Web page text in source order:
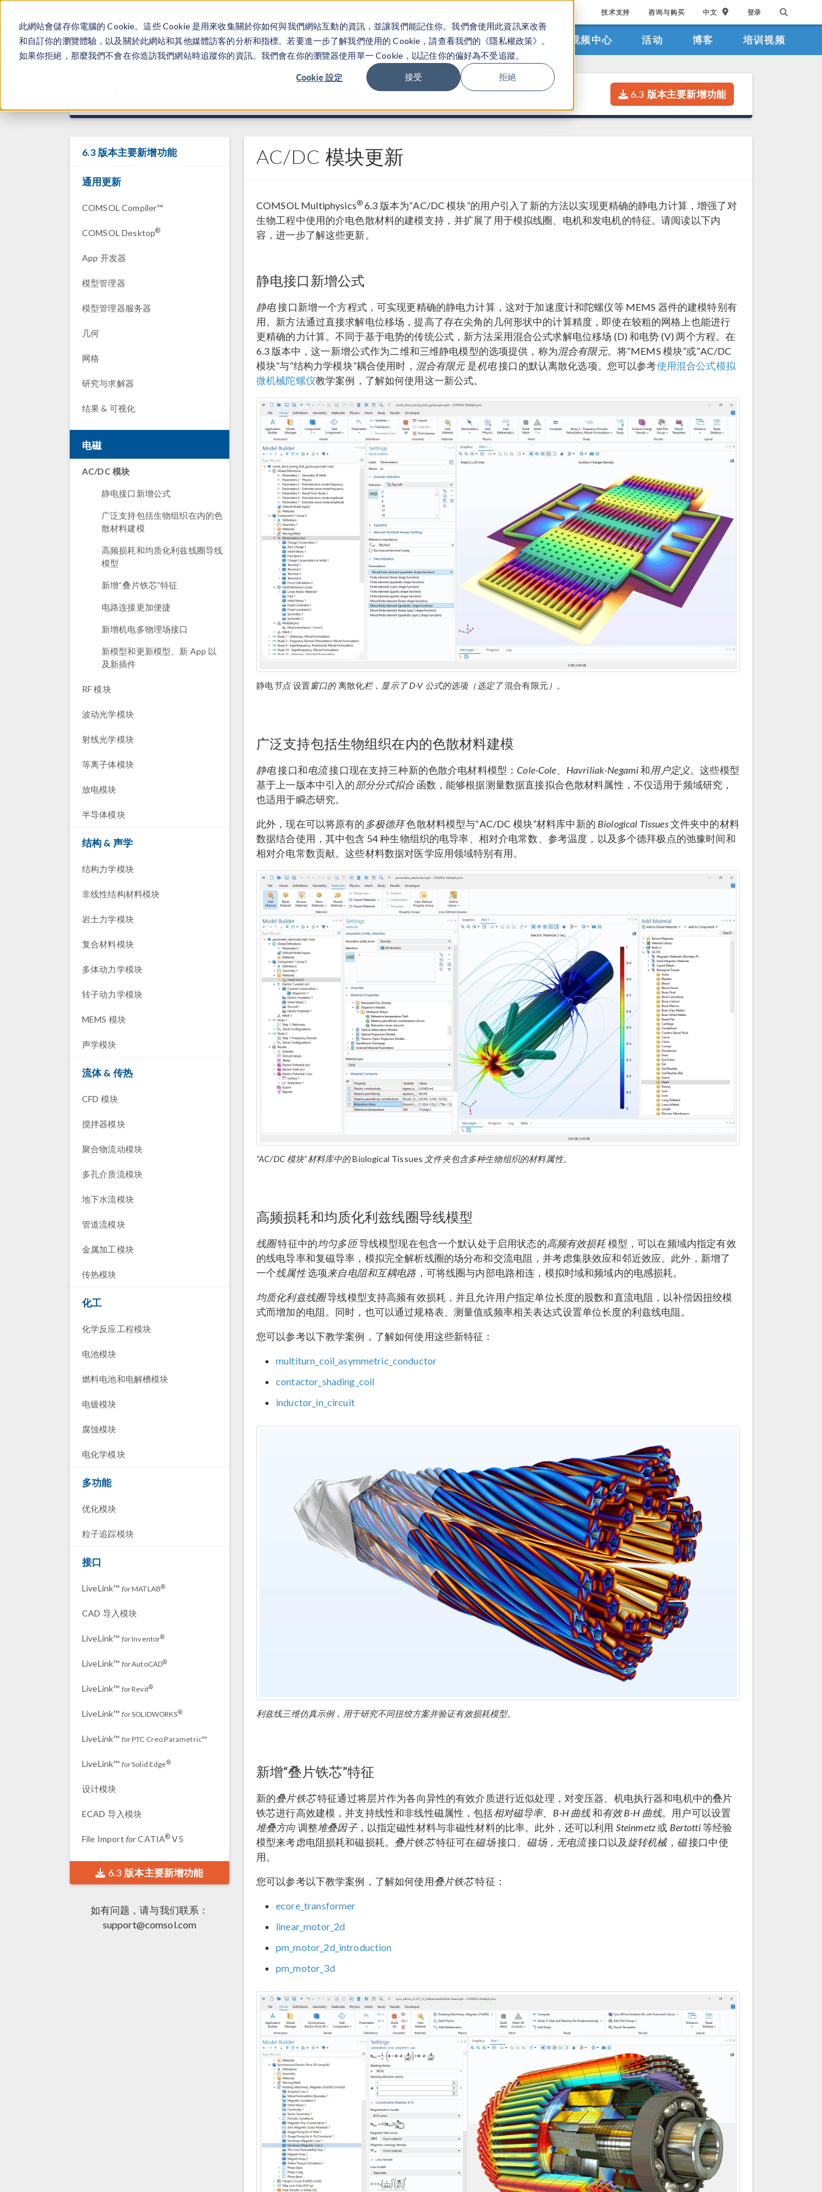
此網站會儲存你電腦的 Cookie。這些 Cookie 是用來收集關於你如何與我們網站互動的資訊，並讓我們能記住你。我們會使用此資訊來改善
和自訂你的瀏覽體驗，以及關於此網站和其他媒體訪客的分析和指標。若要進一步了解我們使用的 Cookie，請查看我們的《隱私權政策》。
如果你拒絕，那麼我們不會在你造訪我們網站時追蹤你的資訊。我們會在你的瀏覽器使用單一 Cookie，以記住你的偏好為不受追蹤。
Cookie 設定 接受 拒絕
技术支持 咨询与购买 中文 登录
产品 行业应用 视频中心 活动 博客 培训视频
6.3 发布亮点 6.3 版本主要新增功能
6.3 版本主要新增功能
通用更新
COMSOL Compiler™
COMSOL Desktop®
App 开发器
模型管理器
模型管理器服务器
几何
网格
研究与求解器
结果 & 可视化
电磁
AC/DC 模块
静电接口新增公式
广泛支持包括生物组织在内的色
散材料建模
高频损耗和均质化利兹线圈导线
模型
新增“叠片铁芯”特征
电路连接更加便捷
新增机电多物理场接口
新模型和更新模型、新 App 以
及新插件
RF 模块
波动光学模块
射线光学模块
等离子体模块
放电模块
半导体模块
结构 & 声学
结构力学模块
非线性结构材料模块
岩土力学模块
复合材料模块
多体动力学模块
转子动力学模块
MEMS 模块
声学模块
流体 & 传热
CFD 模块
搅拌器模块
聚合物流动模块
多孔介质流模块
地下水流模块
管道流模块
金属加工模块
传热模块
化工
化学反应工程模块
电池模块
燃料电池和电解槽模块
电镀模块
腐蚀模块
电化学模块
多功能
优化模块
粒子追踪模块
接口
LiveLink™ forMATLAB®
CAD 导入模块
LiveLink™ forInventor®
LiveLink™ forAutoCAD®
LiveLink™ forRevit®
LiveLink™ forSOLIDWORKS®
LiveLink™ forPTC Creo Parametric™
LiveLink™ forSolid Edge®
设计模块
ECAD 导入模块
File Import forCATIA® V5
6.3 版本主要新增功能
如有问题，请与我们联系：
support@comsol.com
AC/DC 模块更新
COMSOL Multiphysics® 6.3 版本为“AC/DC 模块”的用户引入了新的方法以实现更精确的静电力计算，增强了对
生物工程中使用的介电色散材料的建模支持，并扩展了用于模拟线圈、电机和发电机的特征。请阅读以下内
容，进一步了解这些更新。
静电接口新增公式
静电接口新增一个方程式，可实现更精确的静电力计算，这对于加速度计和陀螺仪等 MEMS 器件的建模特别有
用。新方法通过直接求解电位移场，提高了存在尖角的几何形状中的计算精度，即使在较粗的网格上也能进行
更精确的力计算。不同于基于电势的传统公式，新方法采用混合公式求解电位移场 (D) 和电势 (V) 两个方程。在
6.3 版本中，这一新增公式作为二维和三维静电模型的选项提供，称为混合有限元。将“MEMS 模块”或“AC/DC
模块”与“结构力学模块”耦合使用时， 混合有限元是机电接口的默认离散化选项。您可以参考使用混合公式模拟
微机械陀螺仪教学案例，了解如何使用这一新公式。
静电节点设置窗口的离散化栏，显示了 D-V 公式的选项（选定了混合有限元）。
广泛支持包括生物组织在内的色散材料建模
静电接口和电流接口现在支持三种新的色散介电材料模型：Cole-Cole Havriliak-Negami和用户定义。这些模型
基于上一版本中引入的部分分式拟合函数，能够根据测量数据直接拟合色散材料属性，不仅适用于频域研究，
也适用于瞬态研究。
此外，现在可以将原有的 多极德拜色散材料模型与“AC/DC 模块”材料库中新的 Biological Tissues文件夹中的材料
数据结合使用，其中包含 54 种生物组织的电导率、相对介电常数、参考温度，以及多个德拜极点的弛豫时间和
相对介电常数贡献。这些材料数据对医学应用领域特别有用。
“AC/DC 模块”材料库中的Biological Tissues 文件夹包含多种生物组织的材料属性。
高频损耗和均质化利兹线圈导线模型
线圈特征中的均匀多匝导线模型现在包含一个默认处于启用状态的高频有效损耗模型，可以在频域内指定有效
的线电导率和复磁导率，模拟完全解析线圈的场分布和交流电阻，并考虑集肤效应和邻近效应。此外，新增了
一个线属性选项来自电阻和互耦电路，可将线圈与内部电路相连，模拟时域和频域内的电感损耗。
均质化利兹线圈导线模型支持高频有效损耗，并且允许用户指定单位长度的股数和直流电阻，以补偿因扭绞模
式而增加的电阻。同时，也可以通过规格表、测量值或频率相关表达式设置单位长度的利兹线电阻。
您可以参考以下教学案例，了解如何使用这些新特征：
multiturn_coil_asymmetric_conductor
contactor_shading_coil
inductor_in_circuit
利兹线三维仿真示例，用于研究不同扭绞方案并验证有效损耗模型。
新增“叠片铁芯”特征
新的叠片铁芯特征通过将层片作为各向异性的有效介质进行近似处理，对变压器、机电执行器和电机中的叠片
铁芯进行高效建模，并支持线性和非线性磁属性，包括相对磁导率、 B-H 曲线和有效 B-H 曲线。用户可以设置
堆叠方向 调整堆叠因子，以指定磁性材料与非磁性材料的比率。此外，还可以利用 Steinmetz或 Bertotti等经验
模型来考虑电阻损耗和磁损耗。 叠片铁芯特征可在磁场接口、 磁场，无电流接口以及 旋转机械，磁接口中使
用。
您可以参考以下教学案例，了解如何使用叠片铁芯特征：
ecore_transformer
linear_motor_2d
pm_motor_2d_introduction
pm_motor_3d